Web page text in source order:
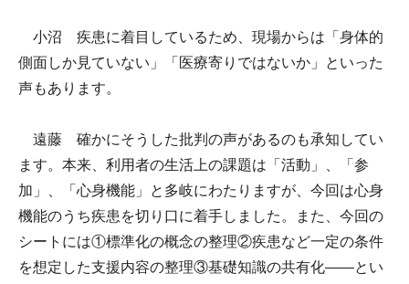
小沼 疾患に着目しているため、現場からは「身体的
側面しか見ていない」「医療寄りではないか」といった
声もあります。
遠藤 確かにそうした批判の声があるのも承知してい
ます。本来、利用者の生活上の課題は「活動」、「参
加」、「心身機能」と多岐にわたりますが、今回は心身
機能のうち疾患を切り口に着手しました。また、今回の
シートには①標準化の概念の整理②疾患など一定の条件
を想定した支援内容の整理③基礎知識の共有化――とい